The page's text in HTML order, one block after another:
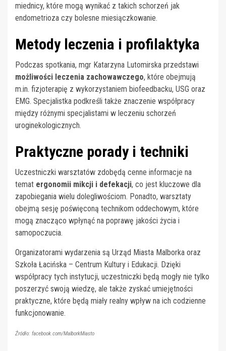
miednicy, które mogą wynikać z takich schorzeń jak
endometrioza czy bolesne miesiączkowanie.
Metody leczenia i profilaktyka
Podczas spotkania, mgr Katarzyna Lutomirska przedstawi
możliwości leczenia zachowawczego, które obejmują
m.in. fizjoterapię z wykorzystaniem biofeedbacku, USG oraz
EMG. Specjalistka podkreśli także znaczenie współpracy
między różnymi specjalistami w leczeniu schorzeń
uroginekologicznych.
Praktyczne porady i techniki
Uczestniczki warsztatów zdobędą cenne informacje na
temat ergonomii mikcji i defekacji, co jest kluczowe dla
zapobiegania wielu dolegliwościom. Ponadto, warsztaty
obejmą sesję poświęconą technikom oddechowym, które
mogą znacząco wpłynąć na poprawę jakości życia i
samopoczucia.
Organizatorami wydarzenia są Urząd Miasta Malborka oraz
Szkoła Łacińska – Centrum Kultury i Edukacji. Dzięki
współpracy tych instytucji, uczestniczki będą mogły nie tylko
poszerzyć swoją wiedzę, ale także zyskać umiejętności
praktyczne, które będą miały realny wpływ na ich codzienne
funkcjonowanie.
Źródło: facebook.com/MalborkMiasto